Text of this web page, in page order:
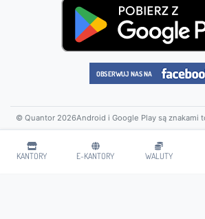
KANTORY E-KANTORY WALUTY
© Quantor 2026Android i Google Play są znakami